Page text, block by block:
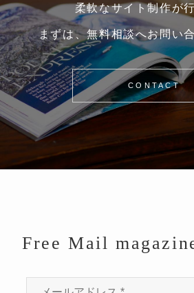
柔軟なサイト制作が
まずは、無料相談へお問い
CONTACT
Free Mail